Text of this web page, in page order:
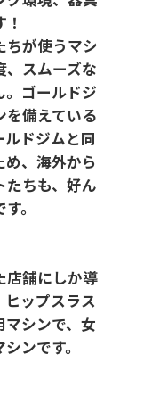
！
ちが使うマシ
、スムーズな
。ゴールドジ
を備えている
ドジムと同
、海外から
たちも、好ん
。
店舗にしか導
ップスラス
マシンで、女
ンです。